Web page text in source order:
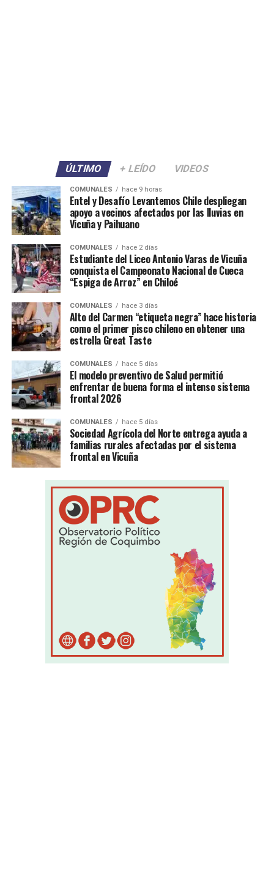
ÚLTIMO + LEÍDO VIDEOS
COMUNALES hace 9 horas
Entel y Desafío Levantemos Chile despliegan
apoyo a vecinos afectados por las lluvias en
Vicuña y Paihuano
COMUNALES hace 2 días
Estudiante del Liceo Antonio Varas de Vicuña
conquista el Campeonato Nacional de Cueca
“Espiga de Arroz” en Chiloé
COMUNALES hace 3 días
Alto del Carmen “etiqueta negra” hace historia
como el primer pisco chileno en obtener una
estrella Great Taste
COMUNALES hace 5 días
El modelo preventivo de Salud permitió
enfrentar de buena forma el intenso sistema
frontal 2026
COMUNALES hace 5 días
Sociedad Agrícola del Norte entrega ayuda a
familias rurales afectadas por el sistema
frontal en Vicuña